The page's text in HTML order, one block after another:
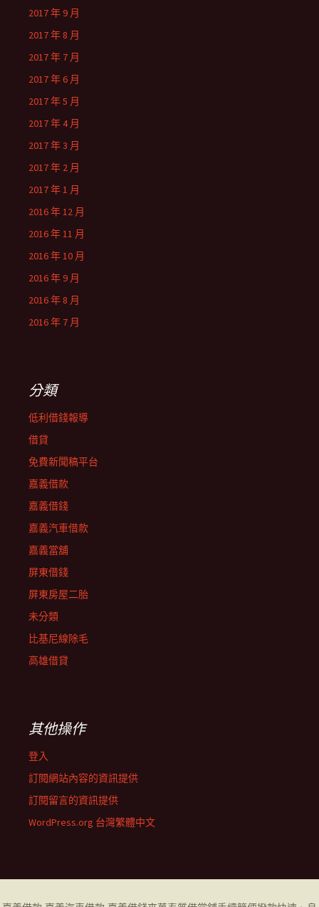
2017 年 9 月
2017 年 8 月
2017 年 7 月
2017 年 6 月
2017 年 5 月
2017 年 4 月
2017 年 3 月
2017 年 2 月
2017 年 1 月
2016 年 12 月
2016 年 11 月
2016 年 10 月
2016 年 9 月
2016 年 8 月
2016 年 7 月
分類
低利借錢報導
借貸
免費新聞稿平台
嘉義借款
嘉義借錢
嘉義汽車借款
嘉義當舖
屏東借錢
屏東房屋二胎
未分類
比基尼線除毛
高雄借貸
其他操作
登入
訂閱網站內容的資訊提供
訂閱留言的資訊提供
WordPress.org 台灣繁體中文